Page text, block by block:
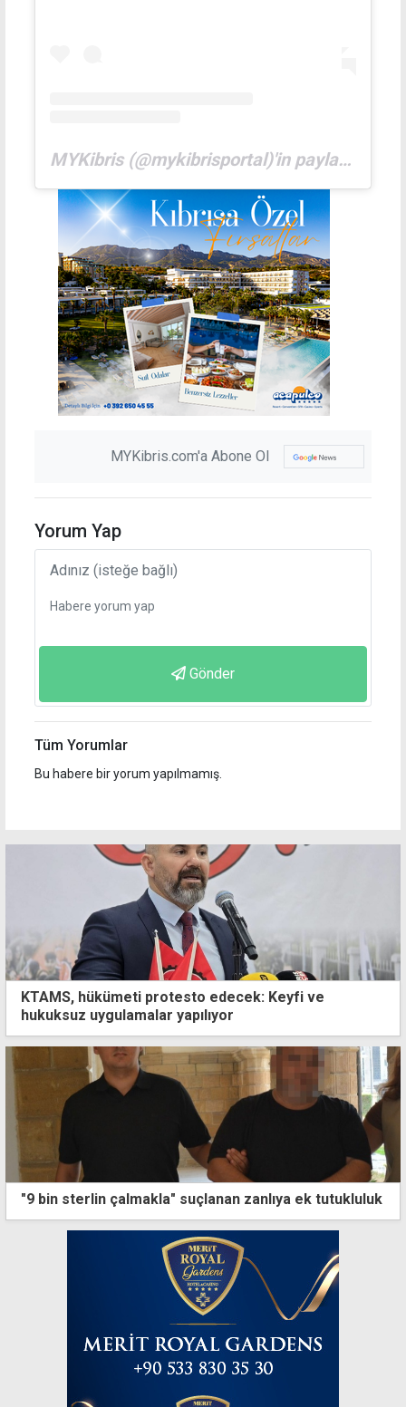
MYKibris (@mykibrisportal)'in paylaştığı bir gönderi
MYKibris.com'a Abone Ol
Yorum Yap
Gönder
Tüm Yorumlar
Bu habere bir yorum yapılmamış.
KTAMS, hükümeti protesto edecek: Keyfi ve
hukuksuz uygulamalar yapılıyor
"9 bin sterlin çalmakla" suçlanan zanlıya ek tutukluluk